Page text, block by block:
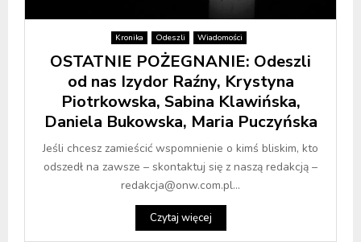
Kronika Odeszli Wiadomości
OSTATNIE POŻEGNANIE: Odeszli
od nas Izydor Raźny, Krystyna
Piotrkowska, Sabina Klawińska,
Daniela Bukowska, Maria Puczyńska
Jeśli chcesz zamieścić wspomnienie o kimś bliskim, kto
odszedł na zawsze – skontaktuj się z naszą redakcją –
redakcja@onw.com.pl...
Czytaj więcej